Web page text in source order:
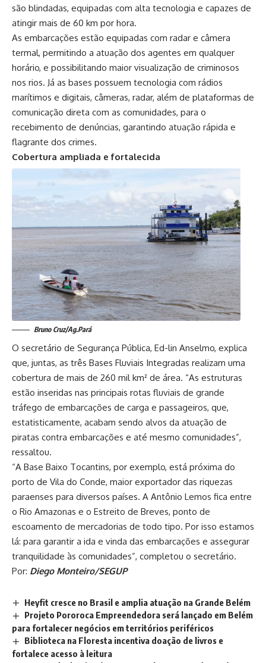
são blindadas, equipadas com alta tecnologia e capazes de
atingir mais de 60 km por hora.
As embarcações estão equipadas com radar e câmera
termal, permitindo a atuação dos agentes em qualquer
horário, e possibilitando maior visualização de criminosos
nos rios. Já as bases possuem tecnologia com rádios
marítimos e digitais, câmeras, radar, além de plataformas de
comunicação direta com as comunidades, para o
recebimento de denúncias, garantindo atuação rápida e
flagrante dos crimes.
Cobertura ampliada e fortalecida
Bruno Cruz/Ag.Pará
O secretário de Segurança Pública, Ed-lin Anselmo, explica
que, juntas, as três Bases Fluviais Integradas realizam uma
cobertura de mais de 260 mil km² de área. “As estruturas
estão inseridas nas principais rotas fluviais de grande
tráfego de embarcações de carga e passageiros, que,
estatisticamente, acabam sendo alvos da atuação de
piratas contra embarcações e até mesmo comunidades”,
ressaltou.
“A Base Baixo Tocantins, por exemplo, está próxima do
porto de Vila do Conde, maior exportador das riquezas
paraenses para diversos países. A Antônio Lemos fica entre
o Rio Amazonas e o Estreito de Breves, ponto de
escoamento de mercadorias de todo tipo. Por isso estamos
lá: para garantir a ida e vinda das embarcações e assegurar
tranquilidade às comunidades”, completou o secretário.
Por: Diego Monteiro/SEGUP
Heyfit cresce no Brasil e amplia atuação na Grande Belém
Projeto Pororoca Empreendedora será lançado em Belém
para fortalecer negócios em territórios periféricos
Biblioteca na Floresta incentiva doação de livros e
fortalece acesso à leitura